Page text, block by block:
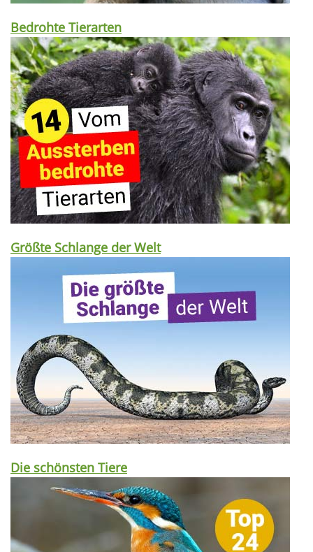
Bedrohte Tierarten
Größte Schlange der Welt
Die schönsten Tiere